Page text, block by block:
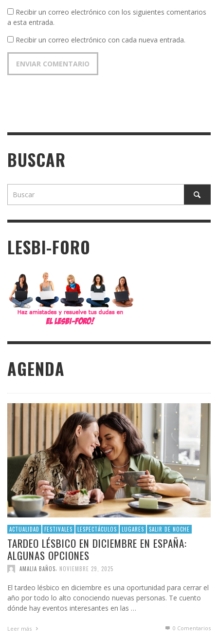
Recibir un correo electrónico con los siguientes comentarios
a esta entrada.
Recibir un correo electrónico con cada nueva entrada.
BUSCAR
LESBI-FORO
AGENDA
ACTUALIDAD FESTIVALES LESPECTÁCULOS LUGARES SALIR DE NOCHE
TARDEO LÉSBICO EN DICIEMBRE EN ESPAÑA:
ALGUNAS OPCIONES
AMALIA BAÑOS, NOVIEMBRE 29, 2025
El tardeo lésbico en diciembre es una oportunidad para cerrar el
año por todo lo alto conociendo nuevas personas. Te cuento
dónde hay eventos interesantes en las …
Leer más 0 Comentarios